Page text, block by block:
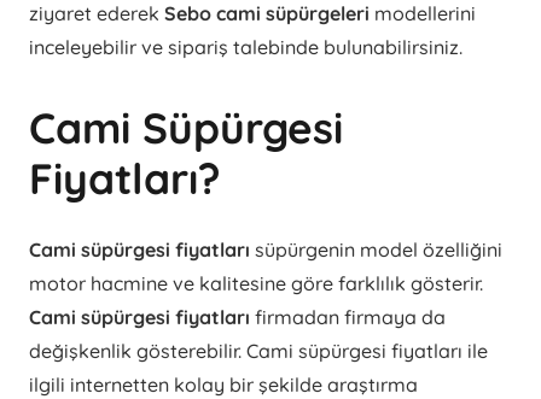
ziyaret ederek Sebo cami süpürgeleri modellerini
inceleyebilir ve sipariş talebinde bulunabilirsiniz.
Cami Süpürgesi
Fiyatları?
Cami süpürgesi fiyatları süpürgenin model özelliğini
motor hacmine ve kalitesine göre farklılık gösterir.
Cami süpürgesi fiyatları firmadan firmaya da
değişkenlik gösterebilir. Cami süpürgesi fiyatları ile
ilgili internetten kolay bir şekilde araştırma